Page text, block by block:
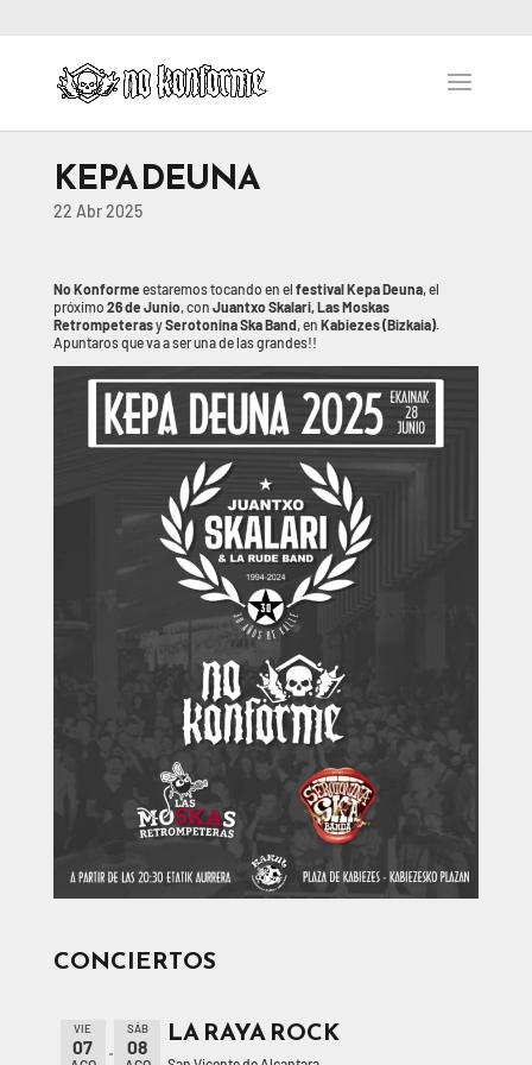
KEPA DEUNA
22 Abr 2025
No Konforme estaremos tocando en el festival Kepa Deuna, el
próximo 26 de Junio, con Juantxo Skalari, Las Moskas
RetrompeterasySerotonina Ska Band, en Kabiezes (Bizkaia).
Apuntaros que va a ser una de las grandes!!
CONCIERTOS
VIE
07
SÁB
08 LA RAYA ROCK